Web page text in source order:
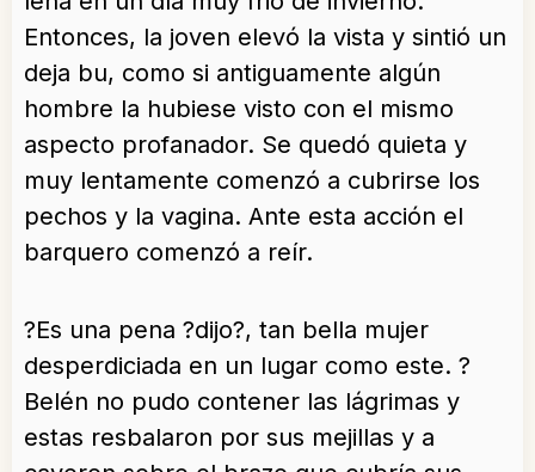
Entonces, la joven elevó la vista y sintió un
deja bu, como si antiguamente algún
hombre la hubiese visto con el mismo
aspecto profanador. Se quedó quieta y
muy lentamente comenzó a cubrirse los
pechos y la vagina. Ante esta acción el
barquero comenzó a reír.
?Es una pena ?dijo?, tan bella mujer
desperdiciada en un lugar como este. ?
Belén no pudo contener las lágrimas y
estas resbalaron por sus mejillas y a